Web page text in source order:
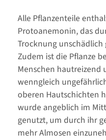
Alle Pflanzenteile
Protoanemonin, das
Trocknung
Zudem ist die Pflanze
Menschen hautreizend
wenngleich
oberen Hautschichten
wurde angeblich im
genutzt, um durch ihr
mehr Almosen